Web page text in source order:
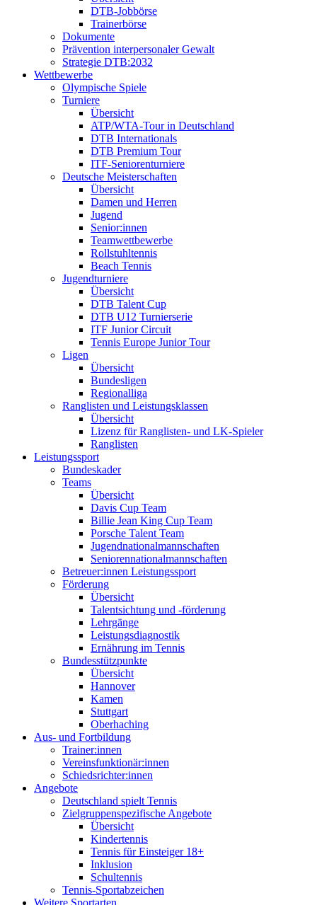
DTB-Jobbörse
Trainerbörse
Dokumente
Prävention interpersonaler Gewalt
Strategie DTB:2032
Wettbewerbe
Olympische Spiele
Turniere
Übersicht
ATP/WTA-Tour in Deutschland
DTB Internationals
DTB Premium Tour
ITF-Seniorenturniere
Deutsche Meisterschaften
Übersicht
Damen und Herren
Jugend
Senior:innen
Teamwettbewerbe
Rollstuhltennis
Beach Tennis
Jugendturniere
Übersicht
DTB Talent Cup
DTB U12 Turnierserie
ITF Junior Circuit
Tennis Europe Junior Tour
Ligen
Übersicht
Bundesligen
Regionalliga
Ranglisten und Leistungsklassen
Übersicht
Lizenz für Ranglisten- und LK-Spieler
Ranglisten
Leistungssport
Bundeskader
Teams
Übersicht
Davis Cup Team
Billie Jean King Cup Team
Porsche Talent Team
Jugendnationalmannschaften
Seniorennationalmannschaften
Betreuer:innen Leistungssport
Förderung
Übersicht
Talentsichtung und -förderung
Lehrgänge
Leistungsdiagnostik
Ernährung im Tennis
Bundesstützpunkte
Übersicht
Hannover
Kamen
Stuttgart
Oberhaching
Aus- und Fortbildung
Trainer:innen
Vereinsfunktionär:innen
Schiedsrichter:innen
Angebote
Deutschland spielt Tennis
Zielgruppenspezifische Angebote
Übersicht
Kindertennis
Tennis für Einsteiger 18+
Inklusion
Schultennis
Tennis-Sportabzeichen
Weitere Sportarten